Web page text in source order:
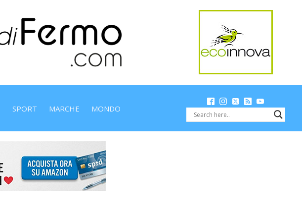
SPORT MARCHE MONDO